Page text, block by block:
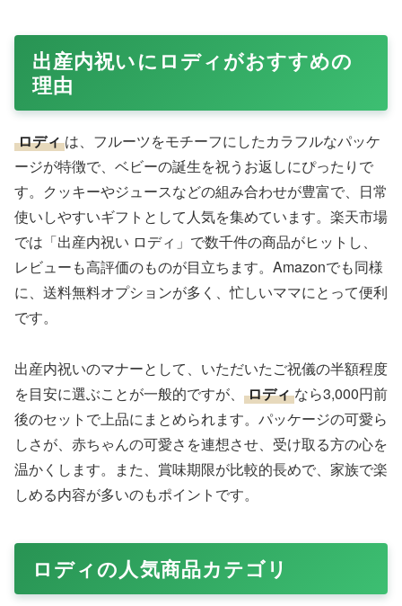
出産内祝いにロディがおすすめの
理由
ロディ は、フルーツをモチーフにしたカラフルなパッケ
ージが特徴で、ベビーの誕生を祝うお返しにぴったりで
す。クッキーやジュースなどの組み合わせが豊富で、日常
使いしやすいギフトとして人気を集めています。楽天市場
では「出産内祝い ロディ」で数千件の商品がヒットし、
レビューも高評価のものが目立ちます。Amazonでも同様
に、送料無料オプションが多く、忙しいママにとって便利
です。
出産内祝いのマナーとして、いただいたご祝儀の半額程度
を目安に選ぶことが一般的ですが、
ロディ なら3,000円前
後のセットで上品にまとめられます。パッケージの可愛ら
しさが、赤ちゃんの可愛さを連想させ、受け取る方の心を
温かくします。また、賞味期限が比較的長めで、家族で楽
しめる内容が多いのもポイントです。
ロディの人気商品カテゴリ